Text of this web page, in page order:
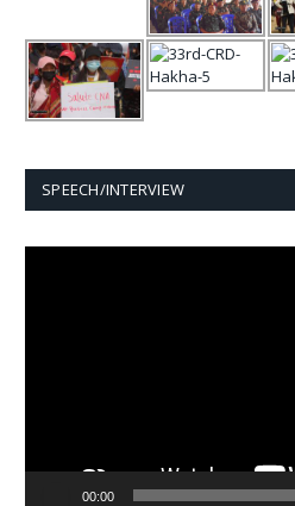
SPEECH/INTERVIEW
00:00